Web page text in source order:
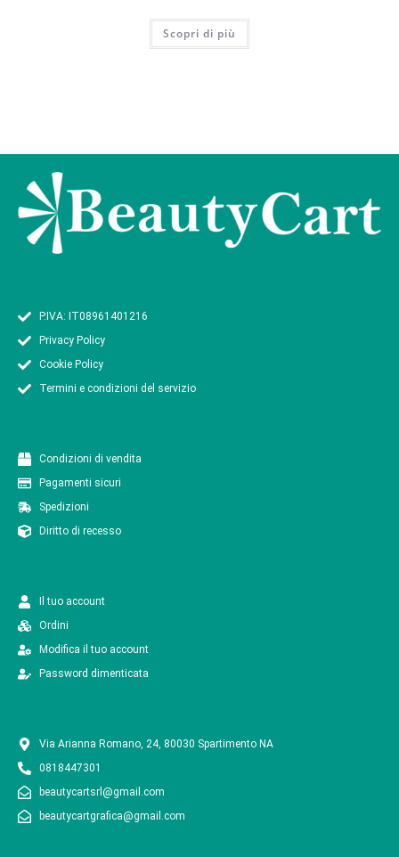
Scopri di più
P.IVA: IT08961401216
Privacy Policy
Cookie Policy
Termini e condizioni del servizio
Condizioni di vendita
Pagamenti sicuri
Spedizioni
Diritto di recesso
Il tuo account
Ordini
Modifica il tuo account
Password dimenticata
Via Arianna Romano, 24, 80030 Spartimento NA
0818447301
beautycartsrl@gmail.com
beautycartgrafica@gmail.com